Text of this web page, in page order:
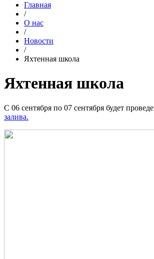
Главная
/
О нас
/
Новости
/
Яхтенная школа
Яхтенная школа
С 06 сентября по 07 сентября будет
залива.